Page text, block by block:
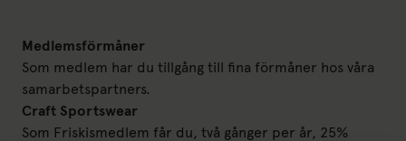
Medlemsförmåner
Som medlem har du tillgång till fina förmåner hos våra
samarbetspartners.
Craft Sportswear
Som Friskismedlem får du, två gånger per år, 25%